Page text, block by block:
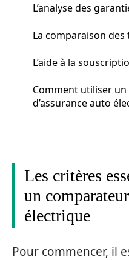
L’analyse des
La comparaison des
L’aide à la
Comment utiliser
d’assurance auto
Les critères
un
électrique
Pour commencer, il